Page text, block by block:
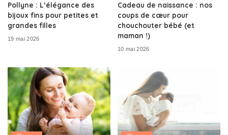
Pollyne : L’élégance des
bijoux fins pour petites et
grandes filles
19 mai 2026
Cadeau de naissance : nos
coups de cœur pour
chouchouter bébé (et
maman !)
10 mai 2026